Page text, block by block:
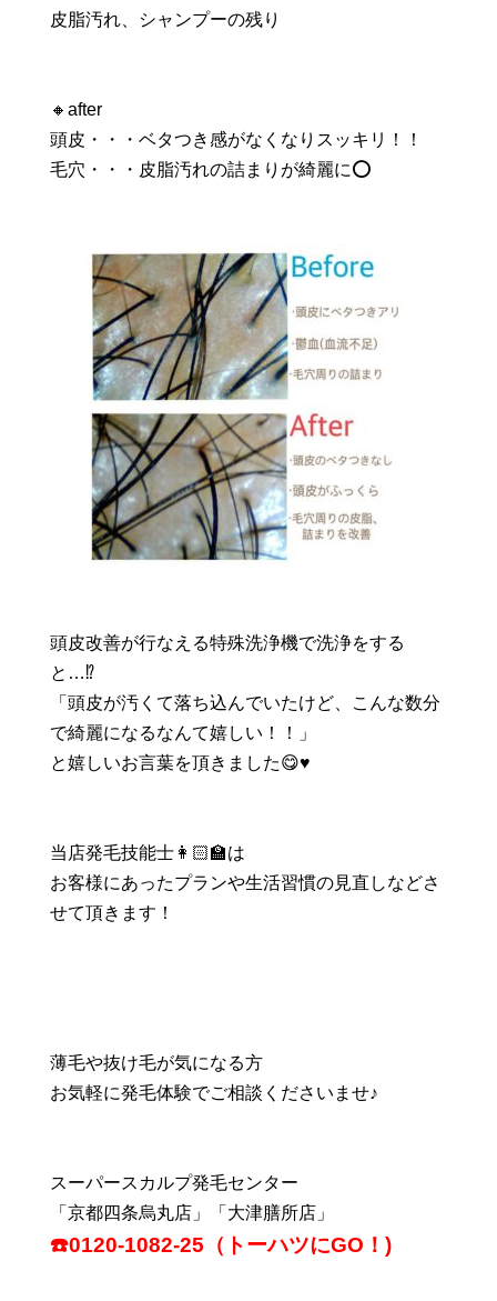
皮脂汚れ、シャンプーの残り
🔸after
頭皮・・・ベタつき感がなくなりスッキリ！！
毛穴・・・皮脂汚れの詰まりが綺麗に⭕️
頭皮改善が行なえる特殊洗浄機で洗浄をする
と…⁉️
「頭皮が汚くて落ち込んでいたけど、こんな数分
で綺麗になるなんて嬉しい！！」
と嬉しいお言葉を頂きました😋♥️
当店発毛技能士👩🏻‍🏫は
お客様にあったプランや生活習慣の見直しなどさ
せて頂きます！
薄毛や抜け毛が気になる方
お気軽に発毛体験でご相談くださいませ♪
スーパースカルプ発毛センター
「京都四条烏丸店」「大津膳所店」
☎️0120-1082-25（トーハツにGO！)